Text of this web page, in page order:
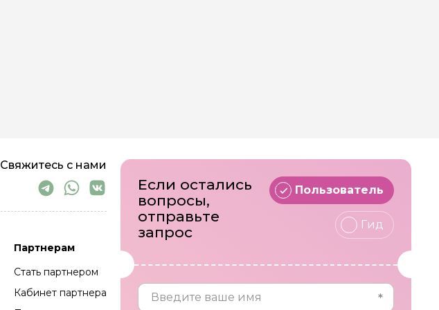
Свяжитесь с нами
Партнерам
Стать партнером
Кабинет партнера
Если остались
вопросы,
отправьте
запрос
Пользователь
Гид